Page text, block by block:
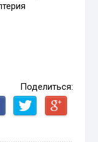
Поделиться: